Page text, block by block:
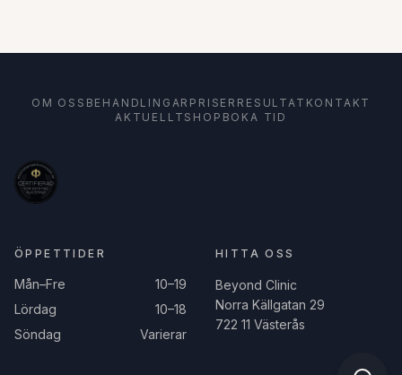
OM OSS BEHANDLINGAR PRISER RESULTAT KONTAKT
AKTUELLT SHOP BOKA TID
ÖPPETTIDER
Mån–Fre
10–19
Lördag
10–18
Söndag
Varierar
HITTA OSS
Beyond Clinic
Norra Källgatan 29
722 11 Västerås